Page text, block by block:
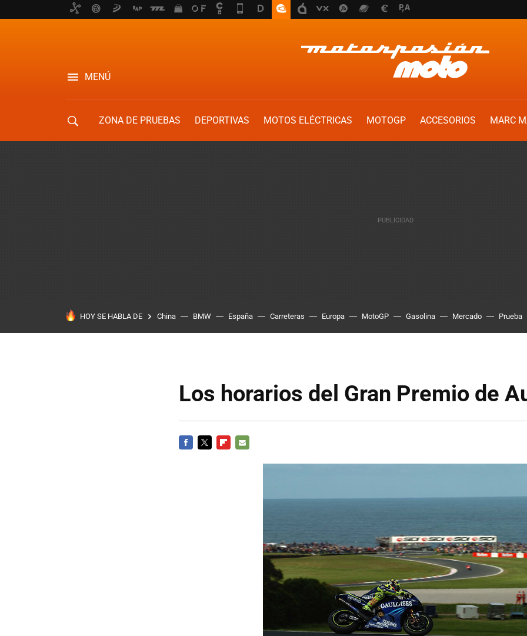
MENÚ
ZONA DE PRUEBAS DEPORTIVAS MOTOS ELÉCTRICAS MOTOGP ACCESORIOS
MARC
HOY SE HABLA DE China BMW España Carreteras Europa MotoGP Gasolina Mercado Prueba
Los horarios del Gran Premio de